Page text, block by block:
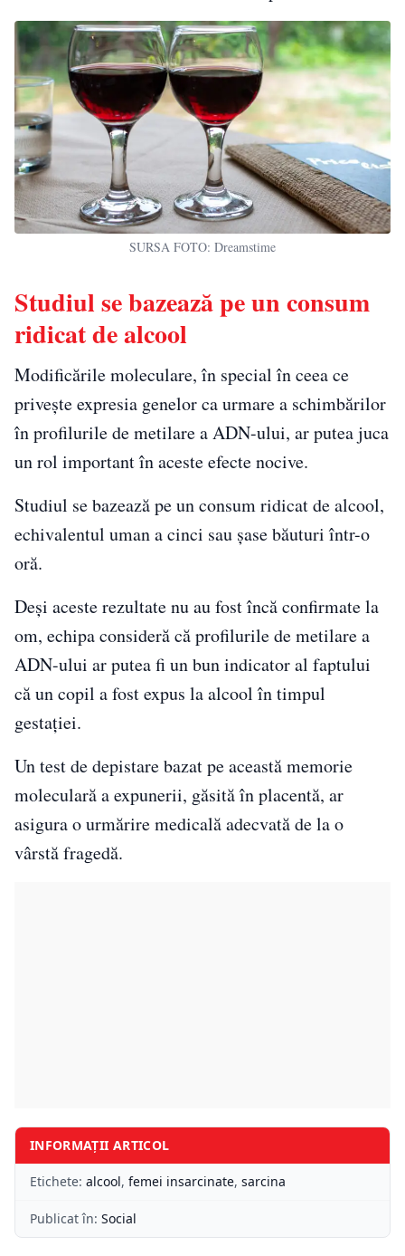
SURSA FOTO: Dreamstime
Studiul se bazează pe un consum
ridicat de alcool
Modificările moleculare, în special în ceea ce
privește expresia genelor ca urmare a schimbărilor
în profilurile de metilare a ADN-ului, ar putea juca
un rol important în aceste efecte nocive.
Studiul se bazează pe un consum ridicat de alcool,
echivalentul uman a cinci sau șase băuturi într-o
oră.
Deși aceste rezultate nu au fost încă confirmate la
om, echipa consideră că profilurile de metilare a
ADN-ului ar putea fi un bun indicator al faptului
că un copil a fost expus la alcool în timpul
gestației.
Un test de depistare bazat pe această memorie
moleculară a expunerii, găsită în placentă, ar
asigura o urmărire medicală adecvată de la o
vârstă fragedă.
INFORMAȚII ARTICOL
Etichete: alcool, femei insarcinate, sarcina
Publicat în: Social